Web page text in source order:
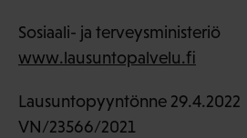
Sosiaali- ja terveysministeriö
www.lausuntopalvelu.fi
Lausuntopyyntönne 29.4.2022
VN/23566/2021